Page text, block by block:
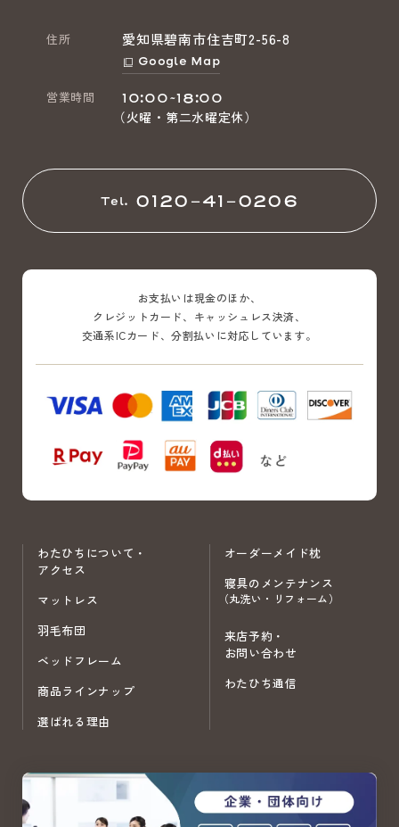
住所 愛知県碧南市住吉町2-56-8
Google Map
営業時間 10:00~18:00
（火曜・第二水曜定休）
Tel. 0120-41-0206
お支払いは現金のほか、
クレジットカード、キャッシュレス決済、
交通系ICカード、分割払いに対応しています。
わたひちについて・
アクセス
マットレス
羽毛布団
ベッドフレーム
商品ラインナップ
選ばれる理由
オーダーメイド枕
寝具のメンテナンス
（丸洗い・リフォーム）
来店予約・
お問い合わせ
わたひち通信